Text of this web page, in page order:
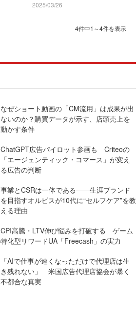
2025/03/26
4件中1～4件を表示
なぜショート動画の「CM流用」は成果が出
ないのか？購買データが示す、店頭売上を
動かす条件
ChatGPT広告パイロット参画も Criteoの
「エージェンティック・コマース」が変え
る広告の判断
事業とCSRは一体である――生涯ブランド
を目指すオルビスが10代に“セルフケア”を教
える理由
CPI高騰・LTV伸び悩みを打破する ゲーム
特化型リワードUA「Freecash」の実力
「AIで仕事が速くなっただけで代理店は生
き残れない」 米国広告代理店協会が暴く
不都合な真実